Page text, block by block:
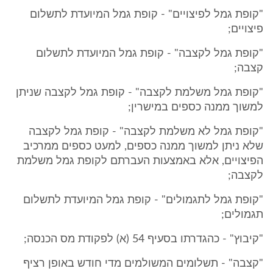
"קופת גמל לפיצויים" - קופת גמל המיועדת לתשלום
פיצויים;
"קופת גמל לקצבה" - קופת גמל המיועדת לתשלום
קצבה;
"קופת גמל משלמת לקצבה" - קופת גמל לקצבה שניתן
למשוך ממנה כספים במישרין;
"קופת גמל לא משלמת לקצבה" - קופת גמל לקצבה
שלא ניתן למשוך ממנה כספים, למעט כספים ממרכיב
הפיצויים, אלא באמצעות העברתם לקופת גמל משלמת
לקצבה;
"קופת גמל לתגמולים" - קופת גמל המיועדת לתשלום
תגמולים;
"קיבוץ" - כהגדרתו בסעיף 54 (א) לפקודת מס הכנסה;
"קצבה" - תשלומים המשולמים מדי חודש באופן רציף